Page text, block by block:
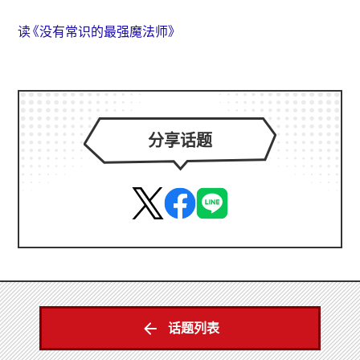
读《没有常识的最强魔法师》
分享话题
话题列表